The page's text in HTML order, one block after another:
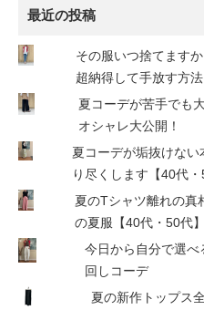
最近の投稿
その服いつ捨てます
超納得して手放す方法
夏コーデが苦手でも
オシャレ大公開！
夏コーデが垢抜けな
り尽くします【40代・
夏のTシャツ離れの真
の夏服【40代・50代】
今日から自分で選
回しコーデ
夏の新作トップス